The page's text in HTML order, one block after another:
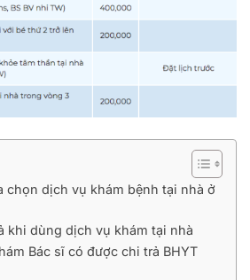
chọn dịch vụ khám bệnh tại nhà ở
khi dùng dịch vụ khám tại nhà
Bác sĩ có được chi trả BHYT